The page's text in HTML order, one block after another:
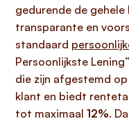
gedurende de
transparante en
standaard
Persoonlijkste
die zijn afgestemd
klant en biedt
tot maximaal 12%.